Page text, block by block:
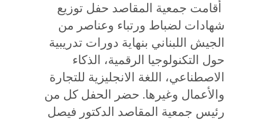
أقامت جمعية المقاصد حفل توزيع
شهادات لضباط ورتباء وعناصر من
الجيش اللبناني بنهاية دورات تدريبية
حول التكنولوجيا الرقمية، الذكاء
الاصطناعي، اللغة الانجليزية للتجارة
والأعمال وغيرها. حضر الحفل كل من
رئيس جمعية المقاصد الدكتور فيصل